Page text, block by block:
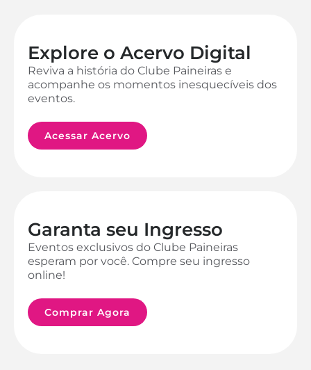
Explore o Acervo Digital
Reviva a história do Clube Paineiras e
acompanhe os momentos inesquecíveis dos
eventos.
Acessar Acervo
Garanta seu Ingresso
Eventos exclusivos do Clube Paineiras
esperam por você. Compre seu ingresso
online!
Comprar Agora